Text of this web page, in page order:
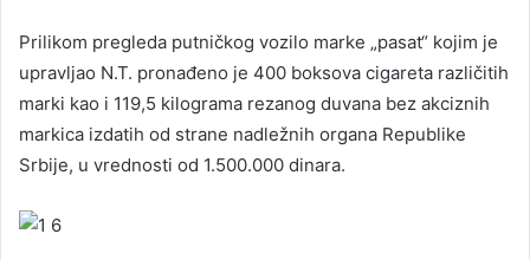
Prilikom pregleda putničkog vozilo marke „pasat“ kojim je
upravlјao N.T. pronađeno je 400 boksova cigareta različitih
marki kao i 119,5 kilograma rezanog duvana bez akciznih
markica izdatih od strane nadležnih organa Republike
Srbije, u vrednosti od 1.500.000 dinara.